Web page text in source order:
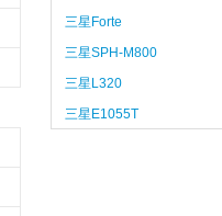
三星Forte
三星SPH-M800
三星L320
三星E1055T